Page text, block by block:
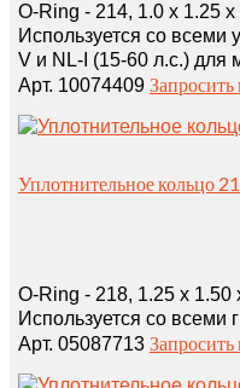
O-Ring - 214, 1.0 x 1.25
Используется со всеми
V и NL-I (15-60 л.с.) для
Арт. 10074409 Запросить
Уплотнительное кольцо
O-Ring - 218, 1.25 x
Используется со
Арт. 05087713 Запросить